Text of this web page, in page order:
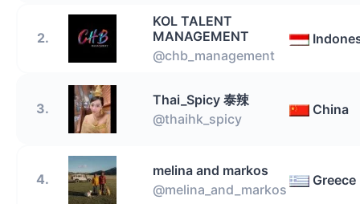
2.
KOL TALENT
MANAGEMENT
@chb_management
3.
Thai_Spicy 泰辣
@thaihk_spicy
China
4.
melina and markos
@melina_and_markos
Greece